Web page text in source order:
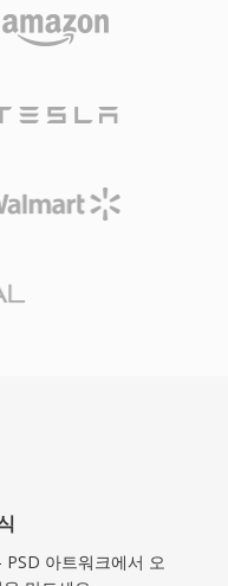
아트워크에서 오